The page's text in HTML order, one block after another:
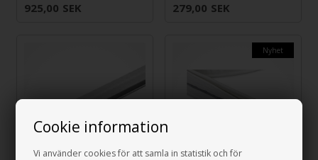
Cookie information
Vi använder cookies för att samla in statistik och för
925,00 SEK 279,00 SEK
Nyhet